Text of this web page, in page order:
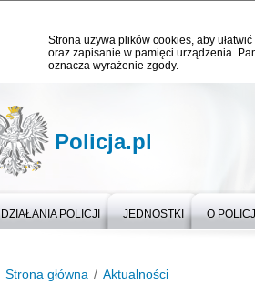
Strona używa plików cookies, aby
oraz zapisanie w pamięci urządzenia.
oznacza wyrażenie zgody.
Policja.pl
DZIAŁANIA POLICJI JEDNOSTKI O POLICJI
Strona główna Aktualności